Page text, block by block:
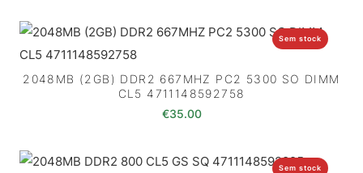
Sem stock
2048MB (2GB) DDR2 667MHZ PC2 5300 SO DIMM
CL5 4711148592758
€35.00
Sem stock